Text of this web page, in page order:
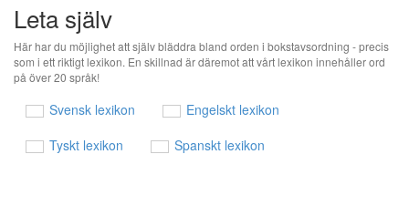
Leta själv
Här har du möjlighet att själv bläddra bland orden i bokstavsordning - precis
som i ett riktigt lexikon. En skillnad är däremot att vårt lexikon innehåller ord
på över 20 språk!
Svensk lexikon
Engelskt lexikon
Tyskt lexikon
Spanskt lexikon